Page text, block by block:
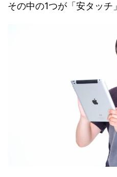
その中の1つが「安タッチ